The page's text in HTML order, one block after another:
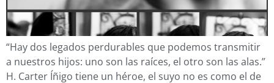
“Hay dos legados perdurables que podemos transmitir
a nuestros hijos: uno son las raíces, el otro son las alas.”
H. Carter Íñigo tiene un héroe, el suyo no es como el de